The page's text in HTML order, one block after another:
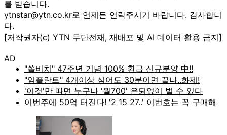
를 받습니다.
ytnstar@ytn.co.kr로 언제든 연락주시기 바랍니다. 감사합니
다.
[저작권자(c) YTN 무단전재, 재배포 및 AI 데이터 활용 금지]
AD